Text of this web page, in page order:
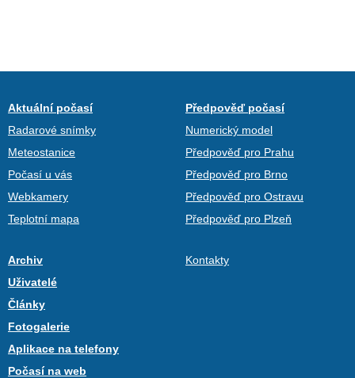
Aktuální počasí
Radarové snímky
Meteostanice
Počasí u vás
Webkamery
Teplotní mapa
Předpověď počasí
Numerický model
Předpověď pro Prahu
Předpověď pro Brno
Předpověď pro Ostravu
Předpověď pro Plzeň
Archiv
Uživatelé
Články
Fotogalerie
Aplikace na telefony
Počasí na web
Kontakty